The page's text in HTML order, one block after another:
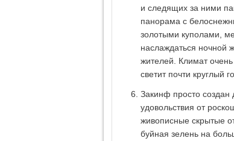
и следящих за ними
панорама с
золотыми куполами,
наслаждаться ночной
жителей. Климат
светит почти круглый
Закинф просто создан
удовольствия от
живописные скрытые
буйная зелень на